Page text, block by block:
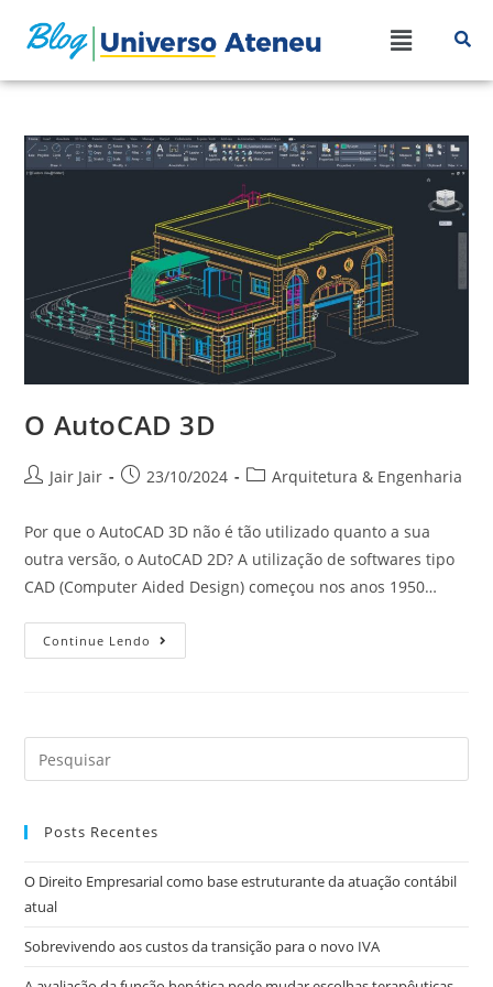
O AutoCAD 3D
Jair Jair 23/10/2024 Arquitetura & Engenharia
Por que o AutoCAD 3D não é tão utilizado quanto a sua
outra versão, o AutoCAD 2D? A utilização de softwares tipo
CAD (Computer Aided Design) começou nos anos 1950…
Continue Lendo
Posts Recentes
O Direito Empresarial como base estruturante da atuação contábil
atual
Sobrevivendo aos custos da transição para o novo IVA